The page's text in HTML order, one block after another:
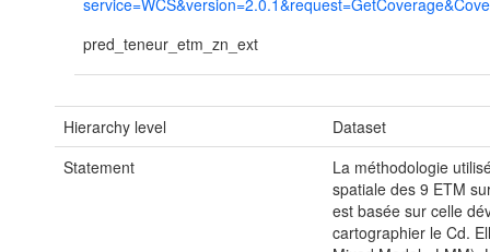
pred_teneur_etm_zn_ext
Hierarchy level
Dataset
Statement
La méthodologie
spatiale des 9 ETM
est basée sur celle
cartographier le Cd.